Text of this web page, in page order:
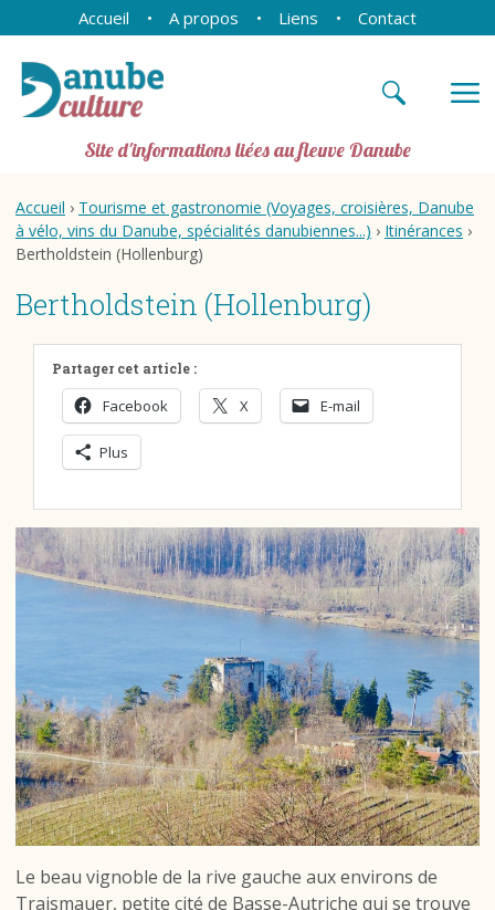
Accueil A propos Liens Contact
Site d'informations liées au fleuve Danube
Accueil › Tourisme et gastronomie (Voyages, croisières, Danube
à vélo, vins du Danube, spécialités danubiennes...) › Itinérances ›
Bertholdstein (Hollenburg)
Bertholdstein (Hollenburg)
Partager cet article :
Facebook X E-mail
Plus
Le beau vignoble de la rive gauche aux environs de
Traismauer, petite cité de Basse-Autriche qui se trouve